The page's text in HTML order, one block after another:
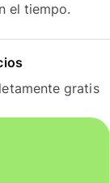
el tiempo.
gratis